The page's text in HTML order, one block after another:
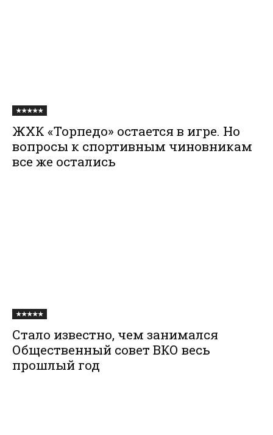
★★★★★
ЖХК «Торпедо» остается в игре. Но
вопросы к спортивным чиновникам
все же остались
★★★★★
Стало известно, чем занимался
Общественный совет ВКО весь
прошлый год